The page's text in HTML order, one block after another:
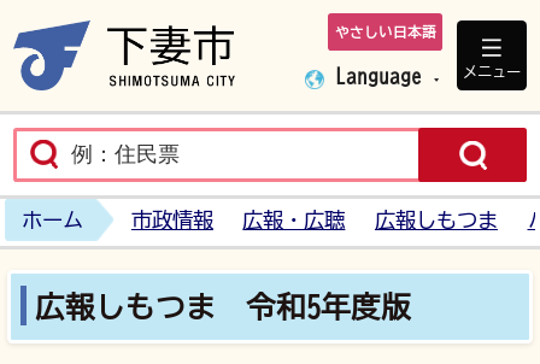
下妻市ホームペ
やさしい日本語
Language メニュー
ホーム 市政情報 広報・広聴 広報しもつま
広報しもつま 令和5年度版